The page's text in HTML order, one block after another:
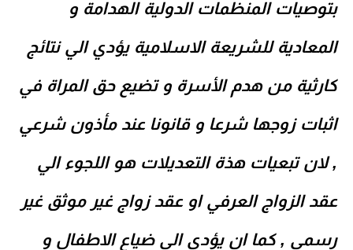
بتوصيات المنظمات الدولية الهدامة و
المعادية للشريعة الاسلامية يؤدي الي نتائج
كارثية من هدم الأسرة و تضيع حق المراة في
اثبات زوجها شرعا و قانونا عند مأذون شرعي
, لان تبعيات هذة التعديلات هو اللجوء الي
عقد الزواج العرفي اوعقد زواج غير موثق غير
رسمي , كما ان يؤدي الي ضياع الاطفال و